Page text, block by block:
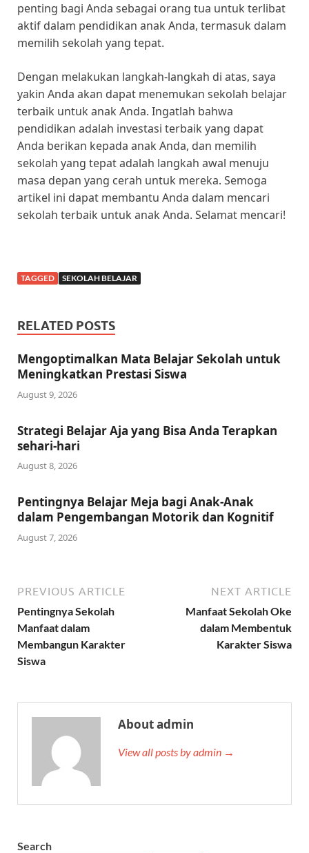
penting bagi Anda sebagai orang tua untuk terlibat
aktif dalam pendidikan anak Anda, termasuk dalam
memilih sekolah yang tepat.
Dengan melakukan langkah-langkah di atas, saya
yakin Anda akan dapat menemukan sekolah belajar
terbaik untuk anak Anda. Ingatlah bahwa
pendidikan adalah investasi terbaik yang dapat
Anda berikan kepada anak Anda, dan memilih
sekolah yang tepat adalah langkah awal menuju
masa depan yang cerah untuk mereka. Semoga
artikel ini dapat membantu Anda dalam mencari
sekolah terbaik untuk anak Anda. Selamat mencari!
TAGGED SEKOLAH BELAJAR
RELATED POSTS
Mengoptimalkan Mata Belajar Sekolah untuk
Meningkatkan Prestasi Siswa
August 9, 2026
Strategi Belajar Aja yang Bisa Anda Terapkan
sehari-hari
August 8, 2026
Pentingnya Belajar Meja bagi Anak-Anak
dalam Pengembangan Motorik dan Kognitif
August 7, 2026
PREVIOUS ARTICLE
Pentingnya Sekolah
Manfaat dalam
Membangun Karakter
Siswa
NEXT ARTICLE
Manfaat Sekolah Oke
dalam Membentuk
Karakter Siswa
About admin
View all posts by admin →
Search